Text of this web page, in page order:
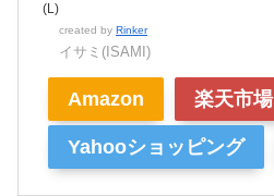
(L)
created by Rinker
イサミ(ISAMI)
Amazon 楽天市場
Yahooショッピング